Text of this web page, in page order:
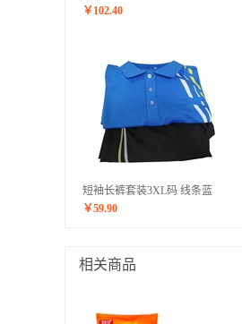
￥ 102.40
短袖长裤套装3XL码 线条蓝
￥59.90